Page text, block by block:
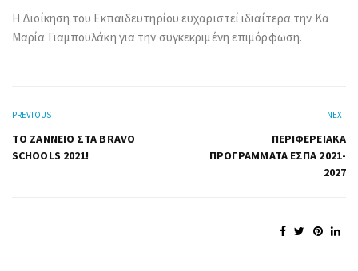
Η Διοίκηση του Εκπαιδευτηρίου ευχαριστεί ιδιαίτερα την Κα
Μαρία Γιαμπουλάκη για την συγκεκριμένη επιμόρφωση.
PREVIOUS
ΤΟ ΖΑΝΝΕΙΟ ΣΤΑ BRAVO
SCHOOLS 2021!
NEXT
ΠΕΡΙΦΕΡΕΙΑΚΆ
ΠΡΟΓΡΆΜΜΑΤΑ ΕΣΠΑ 2021-
2027